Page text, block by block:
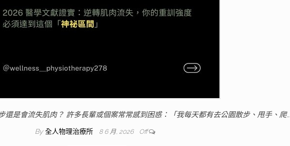
還是會流失肌肉？ 許多長輩或個案常常感到困惑：「我每天都有去公園散步、甩手、爬…
By 全人物理治療所 8 6 月, 2026 Off